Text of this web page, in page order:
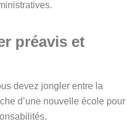
préavis et
devez jongler entre la
d’une nouvelle école pour